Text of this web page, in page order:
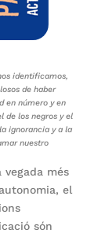
identificamos,
de haber
en número y en
de los negros y el
ignorancia y a la
nuestro
més
el
són